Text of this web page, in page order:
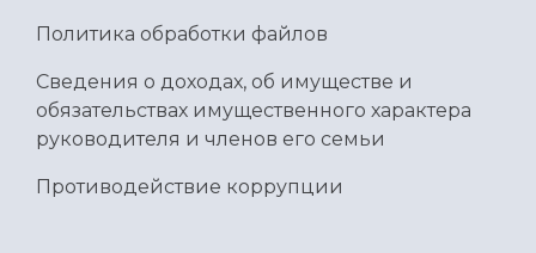
Политика обработки файлов
Сведения о доходах, об имуществе и
обязательствах имущественного характера
руководителя и членов его семьи
Противодействие коррупции